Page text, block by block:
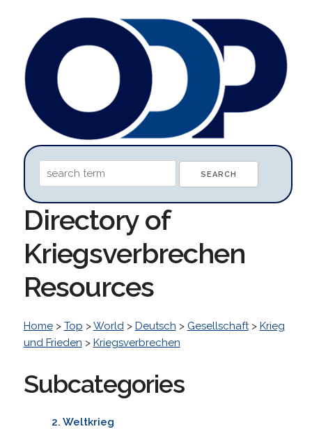
Directory of
Kriegsverbrechen
Resources
Home> Top >World> Deutsch > Gesellschaft> Krieg
und Frieden > Kriegsverbrechen
Subcategories
2. Weltkrieg